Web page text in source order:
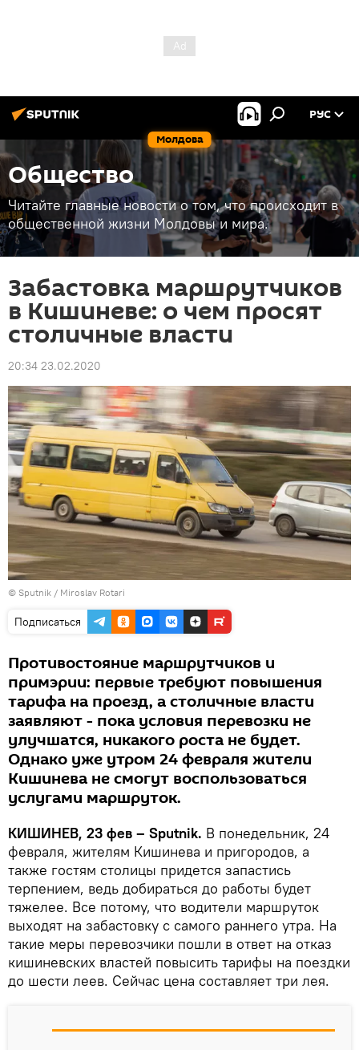
Молдова
РУС
Общество
Читайте главные новости о том, что происходит в
общественной жизни Молдовы и мира.
Забастовка маршрутчиков
в Кишиневе: о чем просят
столичные власти
20:34 23.02.2020
© Sputnik / Miroslav Rotari
Подписаться
Противостояние маршрутчиков и
примэрии: первые требуют повышения
тарифа на проезд, а столичные власти
заявляют - пока условия перевозки не
улучшатся, никакого роста не будет.
Однако уже утром 24 февраля жители
Кишинева не смогут воспользоваться
услугами маршруток.
КИШИНЕВ, 23 фев – Sputnik. В понедельник, 24
февраля, жителям Кишинева и пригородов, а
также гостям столицы придется запастись
терпением, ведь добираться до работы будет
тяжелее. Все потому, что водители маршруток
выходят на забастовку с самого раннего утра. На
такие меры перевозчики пошли в ответ на отказ
кишиневских властей повысить тарифы на поездки
до шести леев. Сейчас цена составляет три лея.